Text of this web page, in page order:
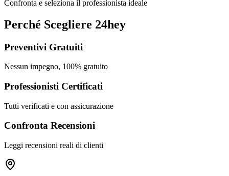
Confronta e seleziona il professionista ideale
Perché Scegliere 24hey
Preventivi Gratuiti
Nessun impegno, 100% gratuito
Professionisti Certificati
Tutti verificati e con assicurazione
Confronta Recensioni
Leggi recensioni reali di clienti